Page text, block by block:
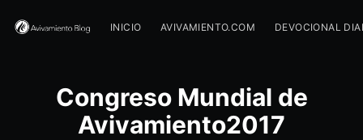
INICIO AVIVAMIENTO.COM DEVOCIONAL
Congreso Mundial de
Avivamiento2017